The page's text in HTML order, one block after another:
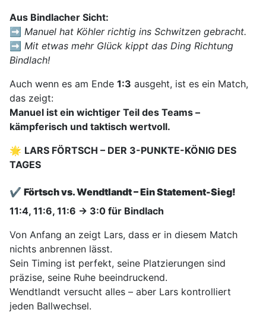
Aus Bindlacher Sicht:
➡️ Manuel hat Köhler richtig ins Schwitzen gebracht.
➡️ Mit etwas mehr Glück kippt das Ding Richtung
Bindlach!
Auch wenn es am Ende 1:3 ausgeht, ist es ein Match,
das zeigt:
Manuel ist ein wichtiger Teil des Teams –
kämpferisch und taktisch wertvoll.
🌟 LARS FÖRTSCH – DER 3-PUNKTE-KÖNIG DES
TAGES
✔ Förtsch vs. Wendtlandt – Ein Statement-Sieg!
11:4, 11:6, 11:6 → 3:0 für Bindlach
Von Anfang an zeigt Lars, dass er in diesem Match
nichts anbrennen lässt.
Sein Timing ist perfekt, seine Platzierungen sind
präzise, seine Ruhe beeindruckend.
Wendtlandt versucht alles – aber Lars kontrolliert
jeden Ballwechsel.